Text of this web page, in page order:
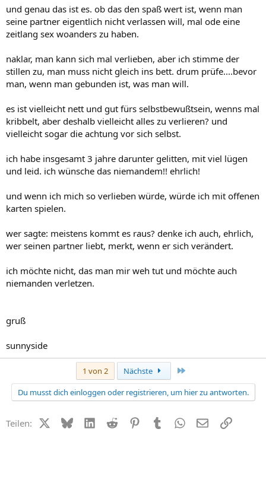
und genau das ist es. ob das den spaß wert ist, wenn man
seine partner eigentlich nicht verlassen will, mal ode eine
zeitlang sex woanders zu haben.
naklar, man kann sich mal verlieben, aber ich stimme der
stillen zu, man muss nicht gleich ins bett. drum prüfe....bevor
man, wenn man gebunden ist, was man will.
es ist vielleicht nett und gut fürs selbstbewußtsein, wenns mal
kribbelt, aber deshalb vielleicht alles zu verlieren? und
vielleicht sogar die achtung vor sich selbst.
ich habe insgesamt 3 jahre darunter gelitten, mit viel lügen
und leid. ich wünsche das niemandem!! ehrlich!
und wenn ich mich so verlieben würde, würde ich mit offenen
karten spielen.
wer sagte: meistens kommt es raus? denke ich auch, ehrlich,
wer seinen partner liebt, merkt, wenn er sich verändert.
ich möchte nicht, das man mir weh tut und möchte auch
niemanden verletzen.
gruß
sunnyside
1 von 2 Nächste
Du musst dich einloggen oder registrieren, um hier zu antworten.
Teilen: X (Twitter)
BlueskyLinkedIn
Reddit PinterestTumblr WhatsApp
E-MailLink